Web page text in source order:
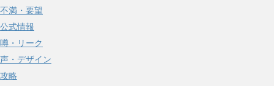
不満・要望
公式情報
噂・リーク
声・デザイン
攻略